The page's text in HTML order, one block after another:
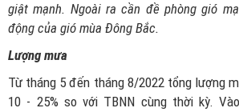
giật mạnh. Ngoài ra cần đề phòng gió
động của gió mùa Đông Bắc.
Lượng mưa
Từ tháng 5 đến tháng 8/2022 tổng lượng
10 - 25% so với TBNN cùng thời kỳ.